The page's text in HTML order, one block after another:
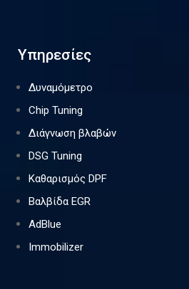
Υπηρεσίες
Δυναμόμετρο
Chip Tuning
Διάγνωση βλαβών
DSG Tuning
Καθαρισμός DPF
Βαλβίδα EGR
AdBlue
Immobilizer